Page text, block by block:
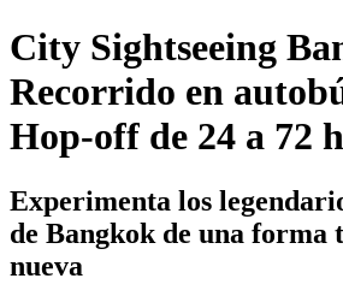
City Sightseeing
Recorrido en
Hop-off de 24 a 72
Experimenta los
de Bangkok de una forma
nueva